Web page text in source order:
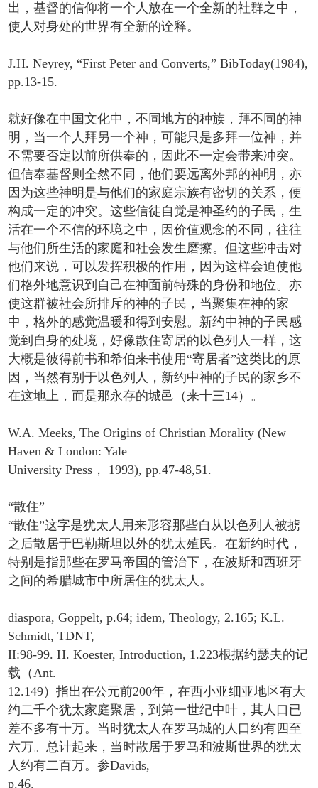
出，基督的信仰将一个人放在一个全新的社群之中，
使人对身处的世界有全新的诠释。
J.H. Neyrey, “First Peter and Converts,” BibToday(1984),
pp.13-15.
就好像在中国文化中，不同地方的种族，拜不同的神
明，当一个人拜另一个神，可能只是多拜一位神，并
不需要否定以前所供奉的，因此不一定会带来冲突。
但信奉基督则全然不同，他们要远离外邦的神明，亦
因为这些神明是与他们的家庭宗族有密切的关系，便
构成一定的冲突。这些信徒自觉是神圣约的子民，生
活在一个不信的环境之中，因价值观念的不同，往往
与他们所生活的家庭和社会发生磨擦。但这些冲击对
他们来说，可以发挥积极的作用，因为这样会迫使他
们格外地意识到自己在神面前特殊的身份和地位。亦
使这群被社会所排斥的神的子民，当聚集在神的家
中，格外的感觉温暖和得到安慰。新约中神的子民感
觉到自身的处境，好像散住寄居的以色列人一样，这
大概是彼得前书和希伯来书使用“寄居者”这类比的原
因，当然有别于以色列人，新约中神的子民的家乡不
在这地上，而是那永存的城邑（来十三14）。
W.A. Meeks, The Origins of Christian Morality (New
Haven & London: Yale
University Press， 1993), pp.47-48,51.
“散住”
“散住”这字是犹太人用来形容那些自从以色列人被掳
之后散居于巴勒斯坦以外的犹太殖民。在新约时代，
特别是指那些在罗马帝国的管治下，在波斯和西班牙
之间的希腊城市中所居住的犹太人。
diaspora, Goppelt, p.64; idem, Theology, 2.165; K.L.
Schmidt, TDNT,
II:98-99. H. Koester, Introduction, 1.223根据约瑟夫的记
载（Ant.
12.149）指出在公元前200年，在西小亚细亚地区有大
约二千个犹太家庭聚居，到第一世纪中叶，其人口已
差不多有十万。当时犹太人在罗马城的人口约有四至
六万。总计起来，当时散居于罗马和波斯世界的犹太
人约有二百万。参Davids,
p.46.